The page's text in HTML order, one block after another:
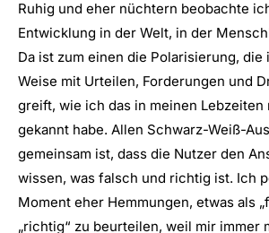
Ruhig und eher nüchtern beobachte
Entwicklung in der Welt, in der
Da ist zum einen die Polarisierung, die
Weise mit Urteilen, Forderungen und
greift, wie ich das in meinen
gekannt habe. Allen Schwarz-Weiß-
gemeinsam ist, dass die Nutzer den
wissen, was falsch und richtig ist. Ich
Moment eher Hemmungen, etwas als
„richtig“ zu beurteilen, weil mir immer